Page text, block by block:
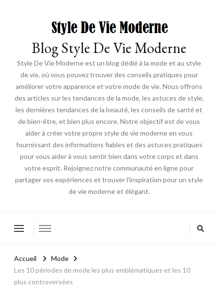
Blog Style De Vie Moderne
Style De Vie Moderne est un blog dédié à la mode et au style
de vie, où vous pouvez trouver des conseils pratiques pour
améliorer votre apparence et votre mode de vie. Nous offrons
des articles sur les tendances de la mode, les astuces de style,
les dernières tendances de la beauté, les conseils de santé et
de bien-être, et bien plus encore. Notre objectif est de vous
aider à créer votre propre style de vie moderne en vous
fournissant des informations fiables et des astuces pratiques
pour vous aider à vous sentir bien dans votre corps et dans
votre esprit. Rejoignez notre communauté en ligne pour
partager vos expériences et trouver l'inspiration pour un style
de vie moderne et élégant.
Accueil
Mode
Les 10 périodes de mode les plus emblématiques et les 10
plus controversées